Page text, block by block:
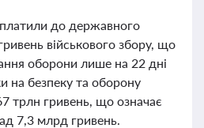
до державного
військового збору, що
оборони лише на 22 дні
на безпеку та оборону
трлн гривень, що означає
7,3 млрд гривень.